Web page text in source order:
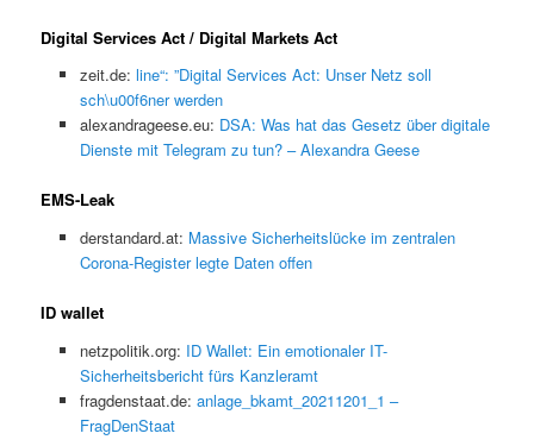
Digital Services Act / Digital Markets Act
zeit.de: line“: ”Digital Services Act: Unser Netz soll
sch\u00f6ner werden
alexandrageese.eu: DSA: Was hat das Gesetz über digitale
Dienste mit Telegram zu tun? – Alexandra Geese
EMS-Leak
derstandard.at: Massive Sicherheitslücke im zentralen
Corona-Register legte Daten offen
ID wallet
netzpolitik.org: ID Wallet: Ein emotionaler IT-
Sicherheitsbericht fürs Kanzleramt
fragdenstaat.de: anlage_bkamt_20211201_1 –
FragDenStaat